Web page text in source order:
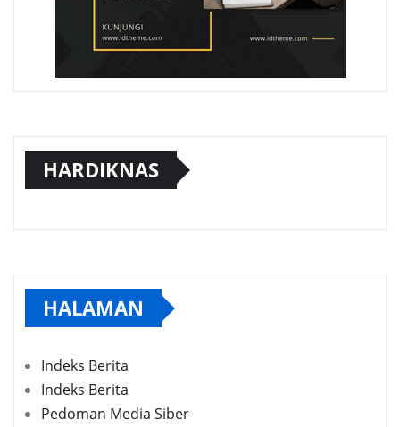
HARDIKNAS
HALAMAN
Indeks Berita
Indeks Berita
Pedoman Media Siber